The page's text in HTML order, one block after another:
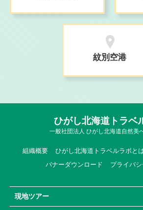
紋別空港
ひがし北海道トラベ
一般社団法人 ひがし北海道自然美
組織概要 ひがし北海道トラベルラボと
バナーダウンロード
プライバ
現地ツアー